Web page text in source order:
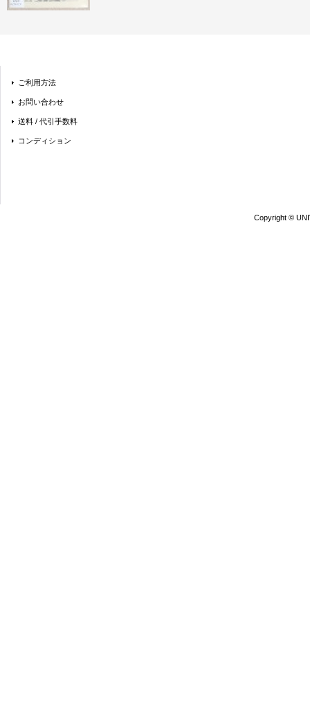
ご利用方法
お問い合わせ
送料 / 代引手数料
コンディション
Copyright ©